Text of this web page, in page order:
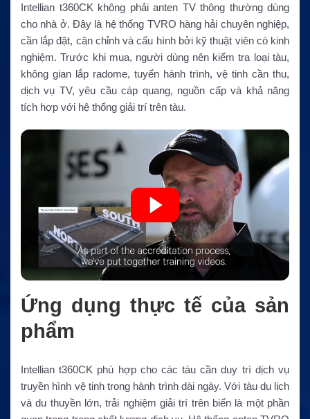
Intellian t360CK không phải anten TV thông thường dùng
cho nhà ở. Đây là hệ thống TVRO hàng hải chuyên nghiệp,
cần lắp đặt, cân chỉnh và cấu hình bởi kỹ thuật viên có kinh
nghiệm. Trước khi mua, người dùng nên kiểm tra loại tàu,
không gian lắp radome, tuyến hành trình, vệ tinh cần thu,
dịch vụ TV, yêu cầu cáp quang, nguồn cấp và khả năng
tích hợp với hệ thống giải trí trên tàu.
Ứng dụng thực tế của sản
phẩm
Intellian t360CK phù hợp cho các tàu cần duy trì dịch vụ
truyền hình vệ tinh trong hành trình dài ngày. Với tàu du lịch
và du thuyền lớn, trải nghiệm giải trí trên biển là một phần